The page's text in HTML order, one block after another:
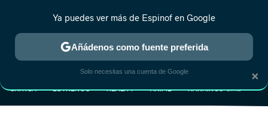
CRÍTICA ESTRENOS REALITY ANIME RANKINGS CINE
×
Ya puedes ver más de Espinof en Google
Añádenos como fuente preferida
Solo necesitas una cuenta de Google